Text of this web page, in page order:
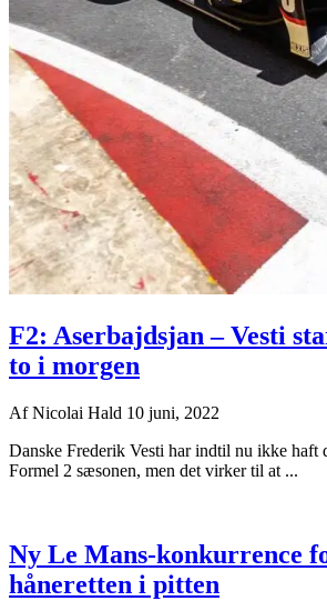
F2: Aserbajdsjan – Vesti
to i morgen
AfNicolai Hald 10 juni, 2022
Danske Frederik Vesti har indtil nu ikke haft
Formel 2 sæsonen, men det virker til at ...
Ny Le Mans-konkurrence
håneretten i pitten